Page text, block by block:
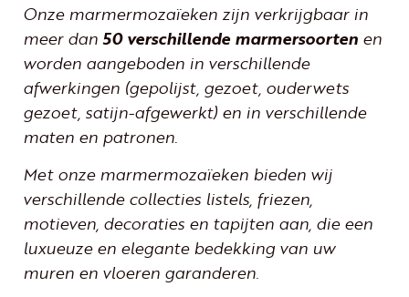
Onze marmermozaïeken zijn verkrijgbaar in
meer dan50 verschillende marmersoorten en
worden aangeboden in verschillende
afwerkingen (gepolijst, gezoet, ouderwets
gezoet, satijn-afgewerkt) en in verschillende
maten en patronen.
Met onze marmermozaïeken bieden wij
verschillende collecties listels, friezen,
motieven, decoraties en tapijten aan, die een
luxueuze en elegante bedekking van uw
muren en vloeren garanderen.